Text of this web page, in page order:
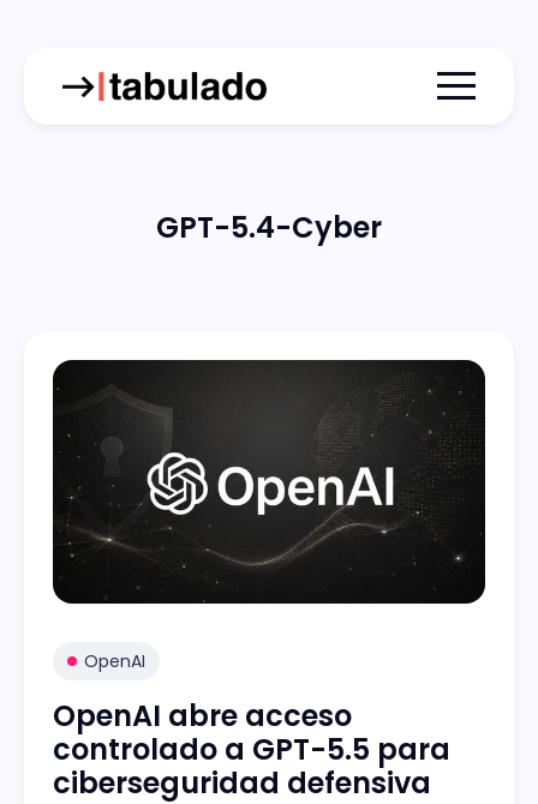
Menu
GPT-5.4-Cyber
OpenAI
OpenAI abre acceso
controlado a GPT-5.5 para
ciberseguridad defensiva